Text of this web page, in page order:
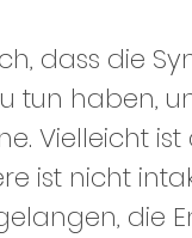
dass die
tun haben,
Vielleicht
ist nicht
die